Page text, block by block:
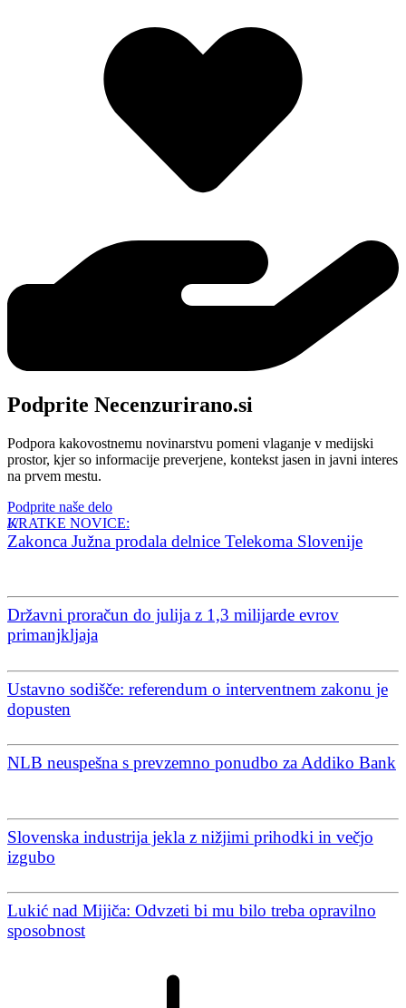
Podprite Necenzurirano.si
Podpora kakovostnemu novinarstvu pomeni vlaganje v medijski
prostor, kjer so informacije preverjene, kontekst jasen in javni interes
na prvem mestu.
Podprite naše delo
KRATKE NOVICE:
Zakonca Južna prodala delnice Telekoma Slovenije
Državni proračun do julija z 1,3 milijarde evrov
primanjkljaja
Ustavno sodišče: referendum o interventnem zakonu je
dopusten
NLB neuspešna s prevzemno ponudbo za Addiko Bank
Slovenska industrija jekla z nižjimi prihodki in večjo
izgubo
Lukić nad Mijiča: Odvzeti bi mu bilo treba opravilno
sposobnost